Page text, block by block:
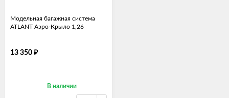
Модельная багажная система
ATLANT Аэро-Крыло 1,26
13 350 ₽
В наличии